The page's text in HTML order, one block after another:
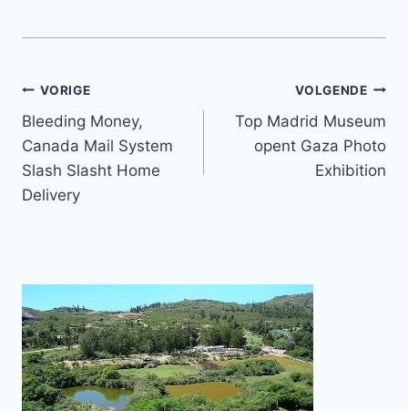
Bericht
navigatie
VORIGE
Bleeding Money,
Canada Mail System
Slash Slasht Home
Delivery
VOLGENDE
Top Madrid Museum
opent Gaza Photo
Exhibition